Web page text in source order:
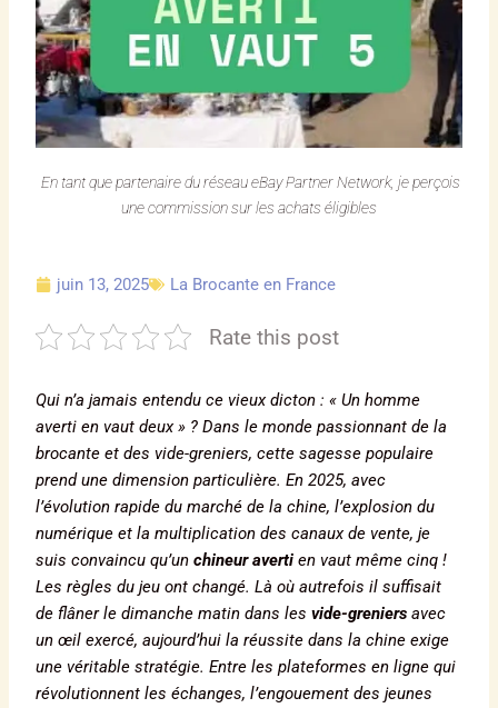
En tant que partenaire du réseau eBay Partner Network, je perçois
une commission sur les achats éligibles
juin 13, 2025 La Brocante en France
Rate this post
Qui n’a jamais entendu ce vieux dicton : « Un homme
averti en vaut deux » ? Dans le monde passionnant de la
brocante et des vide-greniers, cette sagesse populaire
prend une dimension particulière. En 2025, avec
l’évolution rapide du marché de la chine, l’explosion du
numérique et la multiplication des canaux de vente, je
suis convaincu qu’unchineur averti en vaut même cinq !
Les règles du jeu ont changé. Là où autrefois il suffisait
de flâner le dimanche matin dans lesvide-greniers avec
un œil exercé, aujourd’hui la réussite dans la chine exige
une véritable stratégie. Entre les plateformes en ligne qui
révolutionnent les échanges, l’engouement des jeunes